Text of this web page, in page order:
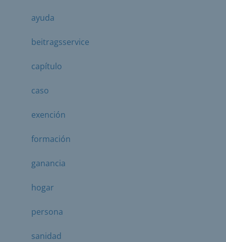
ayuda
beitragsservice
capítulo
caso
exención
formación
ganancia
hogar
persona
sanidad